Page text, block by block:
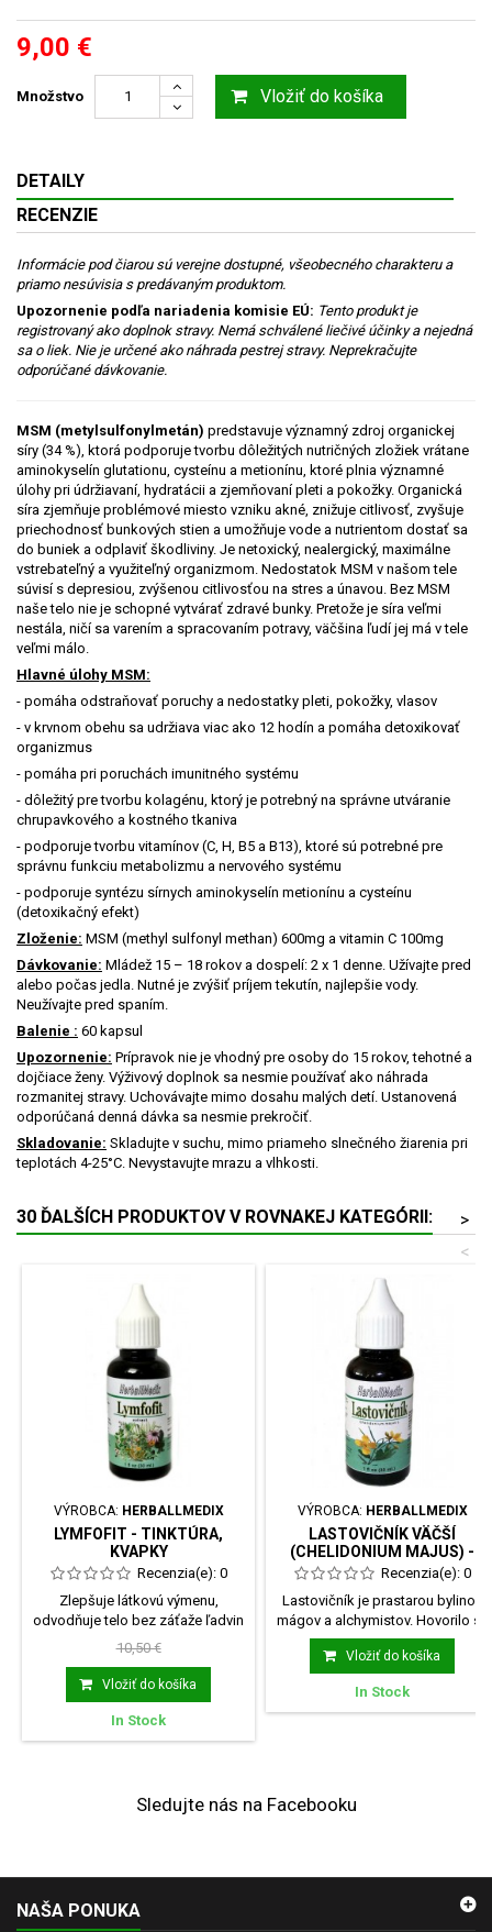
9,00 €
Množstvo Vložiť do košíka
DETAILY
RECENZIE
Informácie pod čiarou sú verejne dostupné, všeobecného charakteru a
priamo nesúvisia s predávaným produktom.
Upozornenie podľa nariadenia komisie EÚ: Tento produkt je
registrovaný ako doplnok stravy. Nemá schválené liečivé účinky a nejedná
sa o liek. Nie je určené ako náhrada pestrej stravy. Neprekračujte
odporúčané dávkovanie.
MSM (metylsulfonyl­metán) predstavuje významný zdroj organickej
síry (34 %), ktorá podporuje tvorbu dôležitých nutričných zložiek vrátane
aminokyselín glutationu, cysteínu a metionínu, ktoré plnia významné
úlohy pri údržiavaní, hydratácii a zjemňovaní pleti a pokožky. Organická
síra zjemňuje problémové miesto vzniku akné, znižuje citlivosť, zvyšuje
priechodnosť bunkových stien a umožňuje vode a nutrientom dostať sa
do buniek a odplaviť škodliviny. Je netoxický, nealergický, maximálne
vstrebateľný a využiteľný organizmom. Nedostatok MSM v našom tele
súvisí s depresiou, zvýšenou citlivosťou na stres a únavou. Bez MSM
naše telo nie je schopné vytvárať zdravé bunky. Pretože je síra veľmi
nestála, ničí sa varením a spracovaním potravy, väčšina ľudí jej má v tele
veľmi málo.
Hlavné úlohy MSM:
- pomáha odstraňovať poruchy a nedostatky pleti, pokožky, vlasov
- v krvnom obehu sa udržiava viac ako 12 hodín a pomáha detoxikovať
organizmus
- pomáha pri poruchách imunitného systému
- dôležitý pre tvorbu kolagénu, ktorý je potrebný na správne utváranie
chrupavkového a kostného tkaniva
- podporuje tvorbu vitamínov (C, H, B5 a B13), ktoré sú potrebné pre
správnu funkciu metabolizmu a nervového systému
- podporuje syntézu sírnych aminokyselín metionínu a cysteínu
(detoxikačný efekt)
Zloženie: MSM (methyl sulfonyl methan) 600mg a vitamin C 100mg
Dávkovanie: Mládež 15 – 18 rokov a dospelí: 2 x 1 denne. Užívajte pred
alebo počas jedla. Nutné je zvýšiť príjem tekutín, najlepšie vody.
Neužívajte pred spaním.
Balenie : 60 kapsul
Upozornenie: Prípravok nie je vhodný pre osoby do 15 rokov, tehotné a
dojčiace ženy. Výživový doplnok sa nesmie používať ako náhrada
rozmanitej stravy. Uchovávajte mimo dosahu malých detí. Ustanovená
odporúčaná denná dávka sa nesmie prekročiť.
Skladovanie: Skladujte v suchu, mimo priameho slnečného žiarenia pri
teplotách 4-25°C. Nevystavujte mrazu a vlhkosti.
30 ĎALŠÍCH PRODUKTOV V ROVNAKEJ KATEGÓRII:
>
<
VÝROBCA: HERBALLMEDIX
LYMFOFIT - TINKTÚRA,
KVAPKY
Recenzia(e): 0
Zlepšuje látkovú výmenu,
odvodňuje telo bez záťaže ľadvin
podporuje odvod...
10,50 €
Vložiť do košíka
In Stock
VÝROBCA: HERBALLMEDIX
LASTOVIČNÍK VÄČŠÍ
(CHELIDONIUM MAJUS) -
TINKTÚRARecenzia(e): 0
Lastovičník je prastarou bylinou
mágov a alchymistov. Hovorilo sa
mu Bylina...
Vložiť do košíka
In Stock
Sledujte nás na Facebooku
NAŠA PONUKA